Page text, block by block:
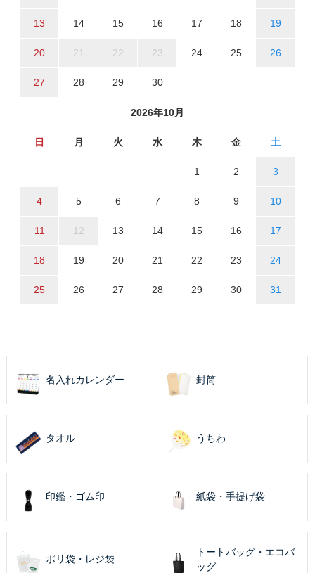
13 14 15 16 17 18 19
20 21 22 23 24 25 26
27 28 29 30
2026年10月
日 月 火 水 木 金 土
1 2 3
4 5 6 7 8 9 10
11 12 13 14 15 16 17
18 19 20 21 22 23 24
25 26 27 28 29 30 31
名入れカレンダー 封筒
タオル うちわ
印鑑・ゴム印 紙袋・手提げ袋
ポリ袋・レジ袋
トートバッグ・エコバ
ッグ